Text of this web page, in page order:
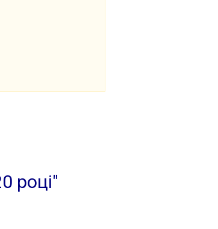
році"